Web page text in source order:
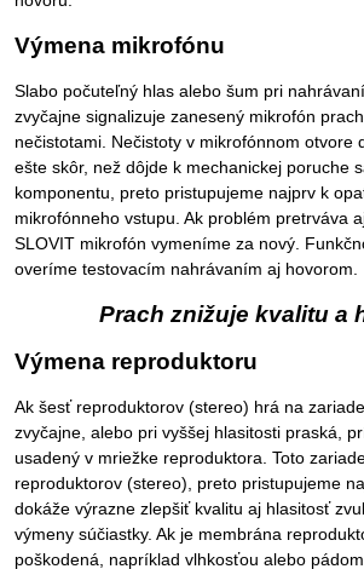
Výmena mikrofónu
Slabo počuteľný hlas alebo šum pri
zvyčajne signalizuje zanesený mikrofón
nečistotami. Nečistoty v mikrofónnom otvore
ešte skôr, než dôjde k mechanickej poruche
komponentu, preto pristupujeme najprv k
mikrofónneho vstupu. Ak problém pretrváva
SLOVIT mikrofón vymeníme za nový.
overíme testovacím nahrávaním aj hovorom.
Prach znižuje kvalitu a
Výmena reproduktoru
Ak šesť reproduktorov (stereo) hrá na
zvyčajne, alebo pri vyššej hlasitosti praská,
usadený v mriežke reproduktora. Toto
reproduktorov (stereo), preto pristupujeme
dokáže výrazne zlepšiť kvalitu aj hlasitosť
výmeny súčiastky. Ak je membrána
poškodená, napríklad vlhkosťou alebo